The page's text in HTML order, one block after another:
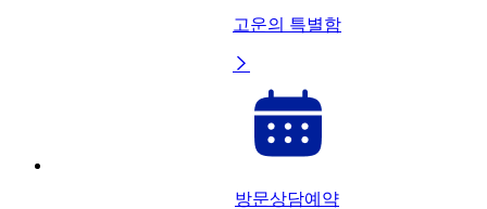
고운의 특별함

방문상담예약